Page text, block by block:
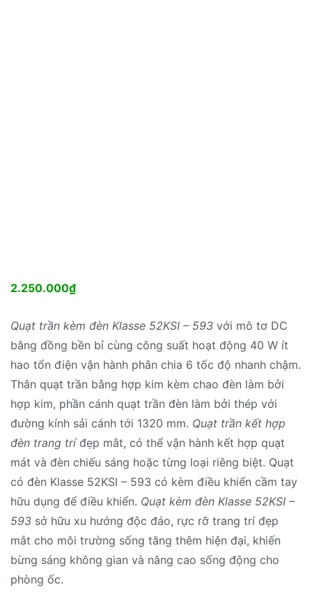
2.250.000₫
Quạt trần kèm đèn Klasse 52KSI – 593 với mô tơ DC
bằng đồng bền bỉ cùng công suất hoạt động 40 W ít
hao tổn điện vận hành phân chia 6 tốc độ nhanh chậm.
Thân quạt trần bằng hợp kim kèm chao đèn làm bởi
hợp kim, phần cánh quạt trần đèn làm bởi thép với
đường kính sải cánh tới 1320 mm. Quạt trần kết hợp
đèn trang tríđẹp mắt, có thể vận hành kết hợp quạt
mát và đèn chiếu sáng hoặc từng loại riêng biệt. Quạt
có đèn Klasse 52KSI – 593 có kèm điều khiển cầm tay
hữu dụng để điều khiển. Quạt kèm đèn Klasse 52KSI –
593 sở hữu xu hướng độc đáo, rực rỡ trang trí đẹp
mắt cho môi trường sống tăng thêm hiện đại, khiến
bừng sáng không gian và nâng cao sống động cho
phòng ốc.